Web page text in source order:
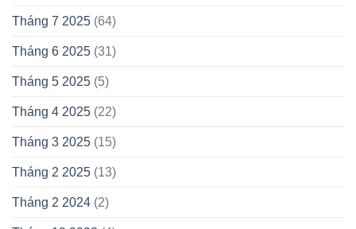
Tháng 7 2025 (64)
Tháng 6 2025 (31)
Tháng 5 2025 (5)
Tháng 4 2025 (22)
Tháng 3 2025 (15)
Tháng 2 2025 (13)
Tháng 2 2024 (2)